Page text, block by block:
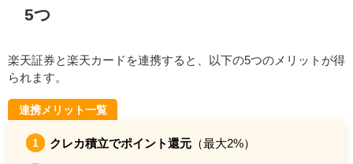
5つ
楽天証券と楽天カードを連携すると、以下の5つのメリットが得
られます。
連携メリット一覧
クレカ積立でポイント還元（最大2%）